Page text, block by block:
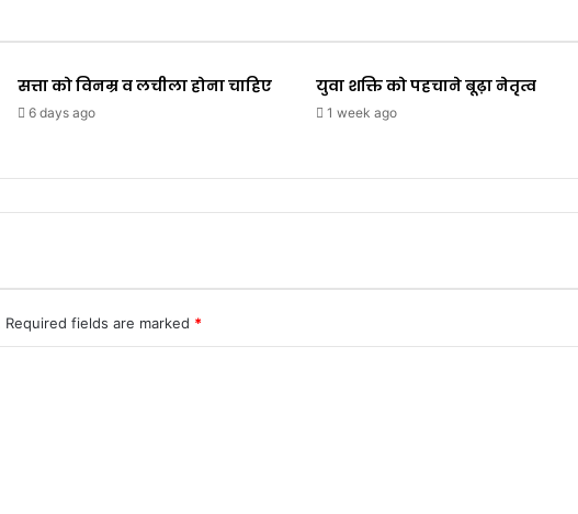
सत्ता को विनम्र व लचीला होना चाहिए
6 days ago
युवा शक्ति को पहचाने बूढ़ा नेतृत्व
1 week ago
Required fields are marked *